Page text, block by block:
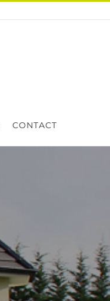
CONTACT